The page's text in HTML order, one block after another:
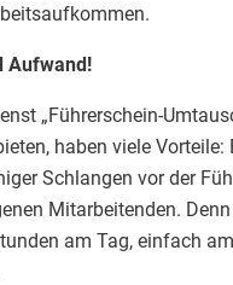
Aufwand!
„Führerschein-
haben viele Vorteile:
Schlangen vor der
Mitarbeitenden.
am Tag, einfach